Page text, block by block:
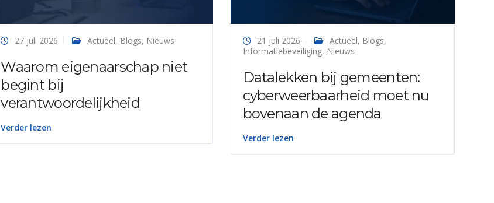
27 juli 2026 Actueel, Blogs, Nieuws
Waarom eigenaarschap niet
begint bij
verantwoordelijkheid
Verder lezen
21 juli 2026 Actueel, Blogs,
Informatiebeveiliging, Nieuws
Datalekken bij gemeenten:
cyberweerbaarheid moet nu
bovenaan de agenda
Verder lezen